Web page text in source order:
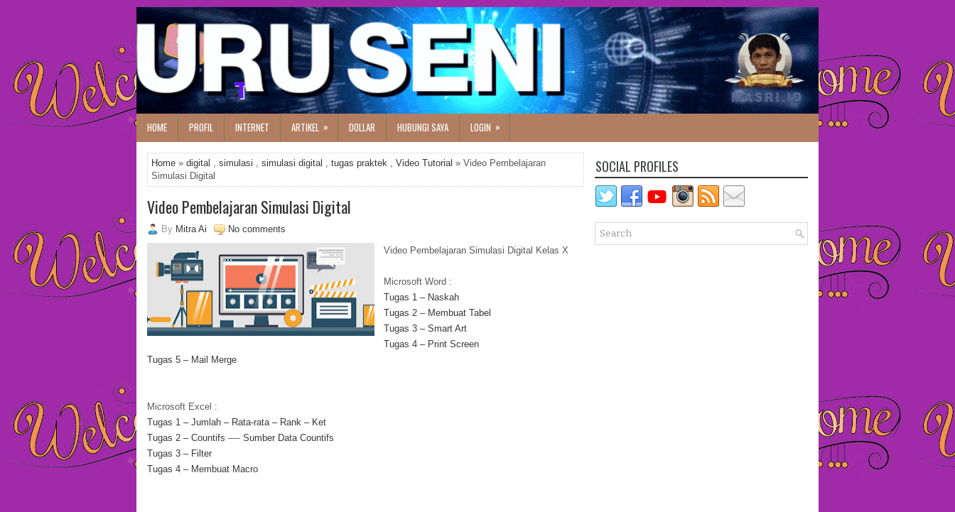
HOME PROFIL INTERNET ARTIKEL » DOLLAR HUBUNGI SAYA LOGIN »
Home » digital , simulasi , simulasi digital , tugas praktek , Video Tutorial » Video Pembelajaran
Simulasi Digital
Video Pembelajaran Simulasi Digital
By Mitra Ai
No comments
Video Pembelajaran Simulasi Digital Kelas X
Microsoft Word :
Tugas 1 – Naskah
Tugas 2 – Membuat Tabel
Tugas 3 – Smart Art
Tugas 4 – Print Screen
Tugas 5 – Mail Merge
Microsoft Excel :
Tugas 1 – Jumlah – Rata-rata – Rank – Ket
Tugas 2 – Countifs —- Sumber Data Countifs
Tugas 3 – Filter
Tugas 4 – Membuat Macro
SOCIAL PROFILES